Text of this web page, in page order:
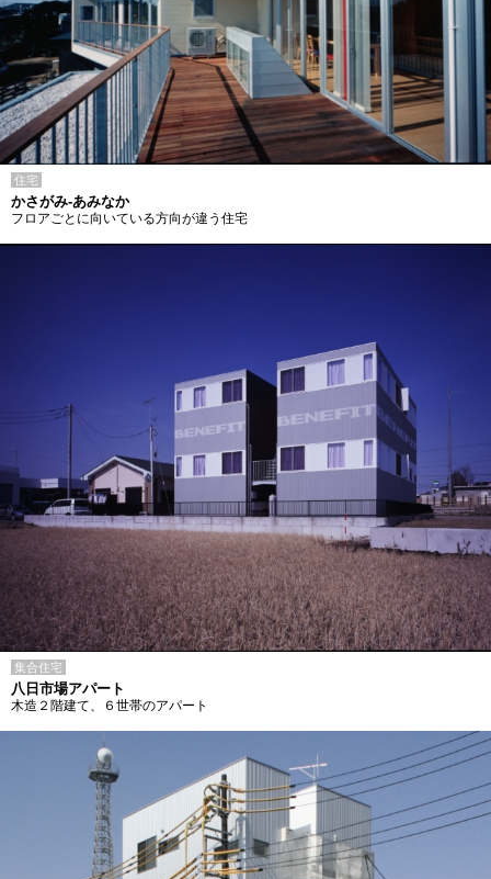
住宅
かさがみ-あみなか
フロアごとに向いている方向が違う住宅
集合住宅
八日市場アパート
木造２階建て、６世帯のアパート